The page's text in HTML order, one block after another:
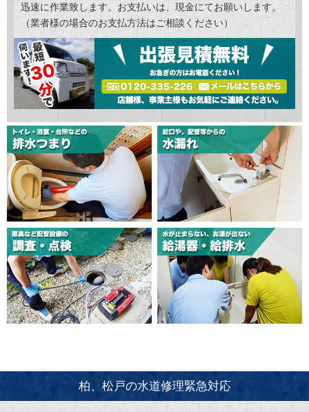
迅速に作業致します。お支払いは、現金にてお願いします。
（業者様の場合のお支払方法はご相談ください）
柏、松戸の水道修理緊急対応